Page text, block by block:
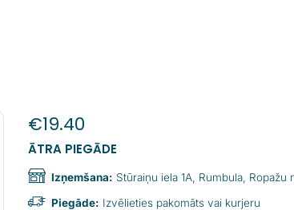
€19.40
ĀTRA PIEGĀDE
Izņemšana: Stūraiņu iela 1A, Rumbula, Ropažu
Piegāde: Izvēlieties pakomāts vai kurjeru